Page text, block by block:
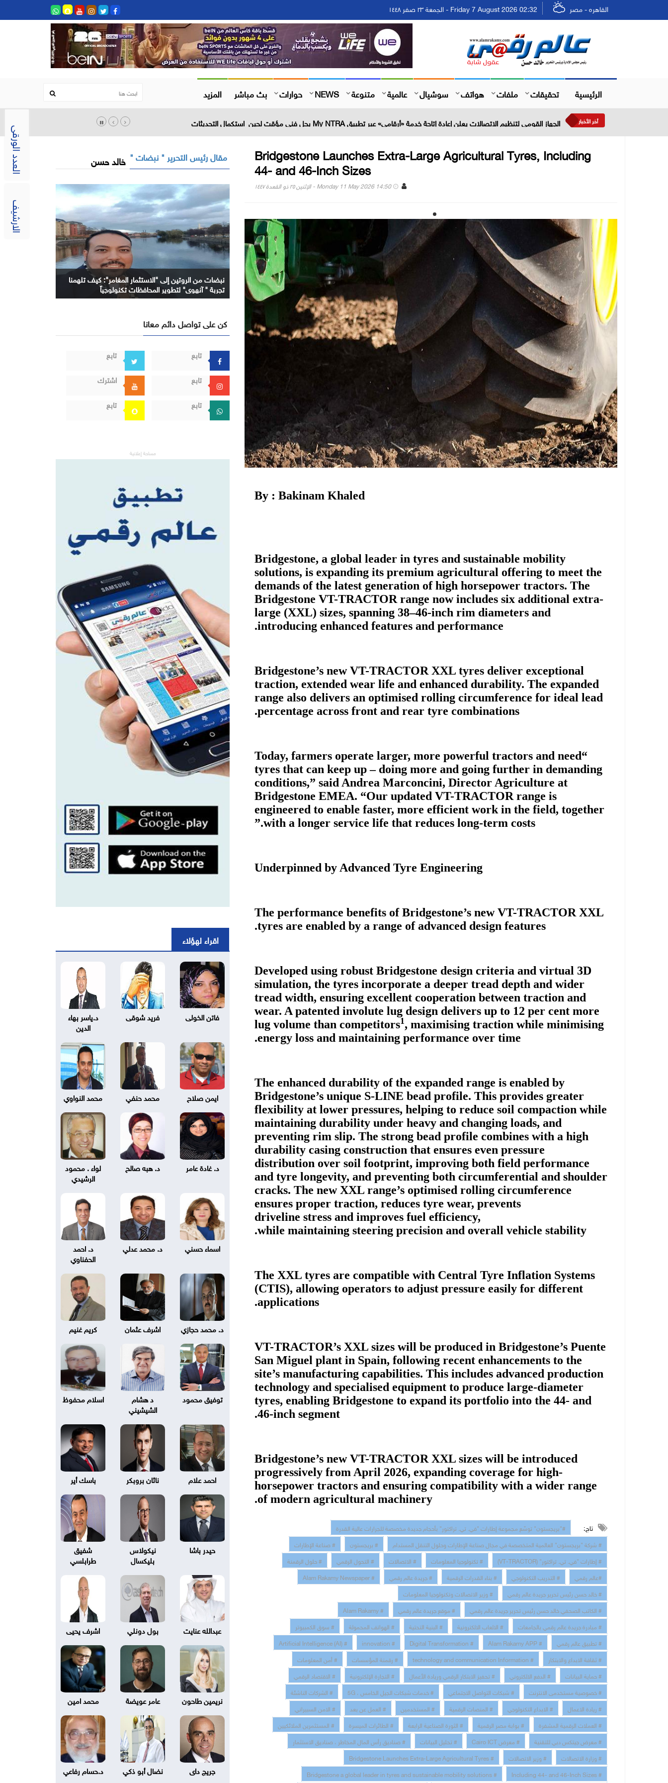
العدد الورقى
الارشيف
القاهره - مصر Friday 7 August 2026 02:32 - الجمعة ٢٣ صفر ١٤٤٨
الرئيسية تحقيقات ملفات هواتف سوشيال عالمية متنوعة NEWS حوارات بث مباشر المزيد
أخر الأخبار برجيل القابضة 757 مليون دولار نمو الإيرادات خلال النصف الأول من عام 2026
Bridgestone Launches Extra-Large Agricultural Tyres, Including
44- and 46-Inch Sizes
Monday 11 May 2026 14:50 - الإثنين ٢٥ ذو القعدة ١٤٤٧
By : Bakinam Khaled
Bridgestone, a global leader in tyres and sustainable mobility
solutions, is expanding its premium agricultural offering to meet the
demands of the latest generation of high horsepower tractors. The
Bridgestone VT-TRACTOR range now includes six additional extra-
large (XXL) sizes, spanning 38–46-inch rim diameters and
introducing enhanced features and performance.
Bridgestone’s new VT-TRACTOR XXL tyres deliver exceptional
traction, extended wear life and enhanced durability. The expanded
range also delivers an optimised rolling circumference for ideal lead
percentage across front and rear tyre combinations.
“Today, farmers operate larger, more powerful tractors and need
tyres that can keep up – doing more and going further in demanding
conditions,” said Andrea Marconcini, Director Agriculture at
Bridgestone EMEA. “Our updated VT-TRACTOR range is
engineered to enable faster, more efficient work in the field, together
with a longer service life that reduces long-term costs.”
Underpinned by Advanced Tyre Engineering
The performance benefits of Bridgestone’s new VT-TRACTOR XXL
tyres are enabled by a range of advanced design features.
Developed using robust Bridgestone design criteria and virtual 3D
simulation, the tyres incorporate a deeper tread depth and wider
tread width, ensuring excellent cooperation between traction and
wear. A patented involute lug design delivers up to 12 per cent more
lug volume than competitors1, maximising traction while minimising
energy loss and maintaining performance over time.
The enhanced durability of the expanded range is enabled by
Bridgestone’s unique S-LINE bead profile. This provides greater
flexibility at lower pressures, helping to reduce soil compaction while
maintaining durability under heavy and changing loads, and
preventing rim slip. The strong bead profile combines with a high
durability casing construction that ensures even pressure
distribution over soil footprint, improving both field performance
and tyre longevity, and preventing both circumferential and shoulder
cracks. The new XXL range’s optimised rolling circumference
ensures proper traction, reduces tyre wear, prevents
driveline stress and improves fuel efficiency,
while maintaining steering precision and overall vehicle stability.
The XXL tyres are compatible with Central Tyre Inflation Systems
(CTIS), allowing operators to adjust pressure easily for different
applications.
VT-TRACTOR’s XXL sizes will be produced in Bridgestone’s Puente
San Miguel plant in Spain, following recent enhancements to the
site’s manufacturing capabilities. This includes advanced production
technology and specialised equipment to produce large-diameter
tyres, enabling Bridgestone to expand its portfolio into the 44- and
46-inch segment.
Bridgestone’s new VT-TRACTOR XXL sizes will be introduced
progressively from April 2026, expanding coverage for high-
horsepower tractors and ensuring compatibility with a wider range
of modern agricultural machinery.
تاج:
#"بريجستون" توسّع مجموعة إطارات "في. تي. تراكتور" بأحجام جديدة مخصصة للجرارات عالية القدرة
# شركة "بريجستون" العالمية المتخصصة في مجال صناعة الإطارات وحلول التنقل المستدام
# بريجستون
# صناعة الإطارات
# إطارات "في. تي. تراكتور" (VT-TRACTOR)
# تكنولوجيا المعلومات # الاتصالات # التحول الرقمي
# حلول الرقمنة
#عالم رقمي
# التدريب التكنولوجي # بناء القدرات الرقمية # جريدة عالم رقمي
# Alam Rakamy Newspaper
# خالد حسن رئيس تحرير جريدة عالم رقمي
# وزير الاتصالات وتكنولوجيا المعلومات
# الكاتب الصحفي خالد حسن رئيس تحرير جريدة عالم رقمي
# موقع جريدة عالم رقمي
# Alam Rakamy
# مبادرة جريدة عالم رقمي بالجامعات
# الالعاب الالكترونية # البنية التحتية # الهواتف المحمولة
# سوق الكمبيوتر
# تطبيق عالم رقمي
# Alam Rakamy APP
# Digital Transformation
# innovation
# Artificial Intelligence (AI)
# ثقافة الابداع والابتكار
# technology and communication Information # رقمنة المؤسسات
# أمن المعلومات
# حماية البيانات
# الدفع الالكتروني # تحفيز الابتكار الرقمي وريادة الأعمال # التجارة الإلكترونية
# الاقتصاد الرقمي
# خصوصية مستخدمى الانترنت
# شبكات التواصل الاجتماعي # خدمات شبكات الجيل الخامس ، 5G
# الشركات الناشئة
# ريادة الاعمال
# الابداع التكنولوجي # المنصات الرقمية # المستخدمين # العمل عن بعد
# الامن السبيراني
# العملات الرقمية المشفرة
# بوابة مصر الرقمية # الثورة الصناعية الرابعة # الطائرات الميسرة
# المستثمرين الملائكيين
# معرض جيتكس دبي للتقنية
# معرض Cairo ICT # تحليل البيانات
# صناديق رأس المال المخاطر ، صناديق الاستثمار
# وزارة الاتصالات
# وزير الاتصالات
# Bridgestone Launches Extra-Large Agricultural Tyres
# Including 44- and 46-Inch Sizes
# Bridgestone a global leader in tyres and sustainable mobility solutions
مقال رئيس التحرير " نبضات " خالد حسن
نبضات من الروتين إلى "الاستثمار المغامر": كيف تلهمنا
تجربة " آنهوي" لتطوير المحافظات تكنولوجياً
كن على تواصل دائم معانا
تابع
تابع
تابع
اشترك
تابع
تابع
مساحة إعلانية
اقراء لهؤلاء
فاتن الخولى فريد شوقى
د.ياسر بهاء
الدين
ايمن صلاح محمد حنفي محمد النواوي
د. غادة عامر د. هبه صالح
لواء . محمود
الرشيدي
اسماء حسني د. محمد عدلي
د. احمد
الحفناوي
د. محمد حجازي اشرف عثمان كريم غنيم
توفيق محمود
د هشام
الشيشيني
اسلام محفوظ
احمد علام ناثان بروبكر باسك أير
حيدر باشا
نيكولاس
بليكسال
شفيق
طرابلسي
عبدالله عنايت بول دونلي اشرف يحيى
نريمين طاحون عامر عويضة محمد امين
جريج داى نضال أبو ذكي د.حسام رفاعي